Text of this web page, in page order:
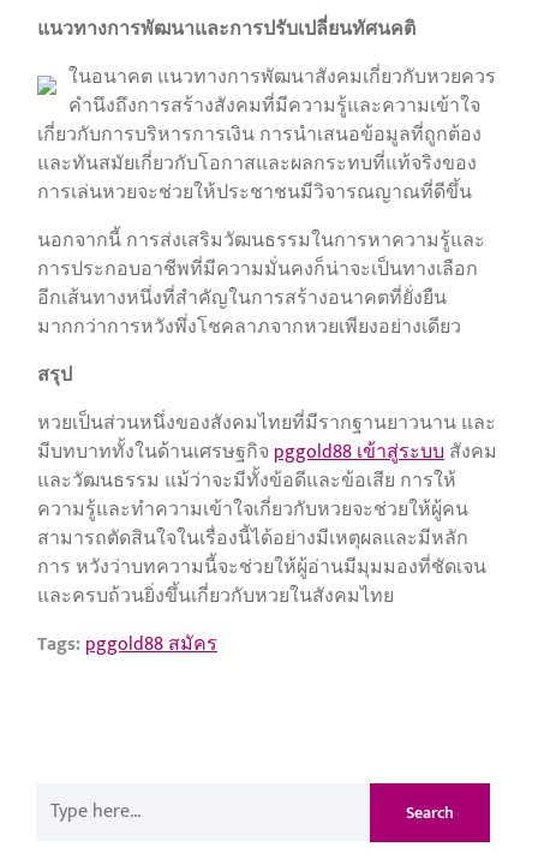
แนวทางการพัฒนาและการปรับเปลี่ยนทัศนคติ
ในอนาคต แนวทางการพัฒนาสังคมเกี่ยวกับหวยควร
คำนึงถึงการสร้างสังคมที่มีความรู้และความเข้าใจ
เกี่ยวกับการบริหารการเงิน การนำเสนอข้อมูลที่ถูกต้อง
และทันสมัยเกี่ยวกับโอกาสและผลกระทบที่แท้จริงของ
การเล่นหวยจะช่วยให้ประชาชนมีวิจารณญาณที่ดีขึ้น
นอกจากนี้ การส่งเสริมวัฒนธรรมในการหาความรู้และ
การประกอบอาชีพที่มีความมั่นคงก็น่าจะเป็นทางเลือก
อีกเส้นทางหนึ่งที่สำคัญในการสร้างอนาคตที่ยั่งยืน
มากกว่าการหวังพึ่งโชคลาภจากหวยเพียงอย่างเดียว
สรุป
หวยเป็นส่วนหนึ่งของสังคมไทยที่มีรากฐานยาวนาน และ
มีบทบาททั้งในด้านเศรษฐกิจ pggold88 เข้าสู่ระบบสังคม
และวัฒนธรรม แม้ว่าจะมีทั้งข้อดีและข้อเสีย การให้
ความรู้และทำความเข้าใจเกี่ยวกับหวยจะช่วยให้ผู้คน
สามารถตัดสินใจในเรื่องนี้ได้อย่างมีเหตุผลและมีหลัก
การ หวังว่าบทความนี้จะช่วยให้ผู้อ่านมีมุมมองที่ชัดเจน
และครบถ้วนยิ่งขึ้นเกี่ยวกับหวยในสังคมไทย
Tags: pggold88 สมัคร